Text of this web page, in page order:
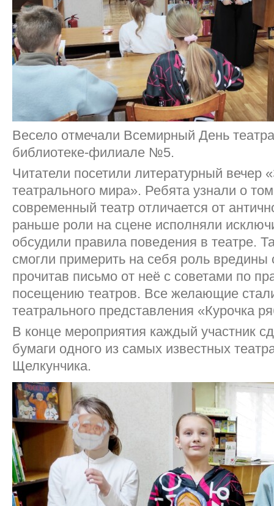
Весело отмечали Всемирный День
библиотеке-филиале №5.
Читатели посетили литературный вечер
театрального мира». Ребята узнали о
современный театр отличается от
раньше роли на сцене исполняли
обсудили правила поведения в театре.
смогли примерить на себя роль вредины
прочитав письмо от неё с советами по
посещению театров. Все желающие
театрального представления «Курочка
В конце мероприятия каждый участник
бумаги одного из самых известных
Щелкунчика.